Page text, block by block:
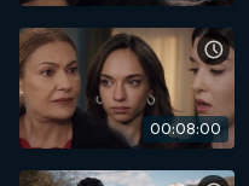
00:08:00